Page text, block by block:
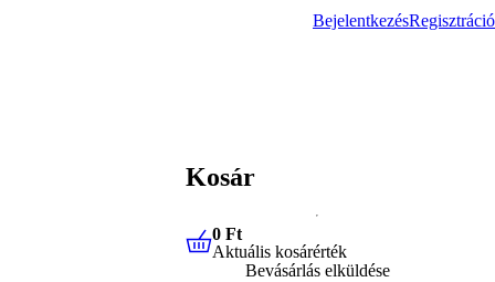
BejelentkezésRegisztráció
Kosár
0 FtAktuális kosárérték
0 Ft
Aktuális kosárérték
Bevásárlás elküldése